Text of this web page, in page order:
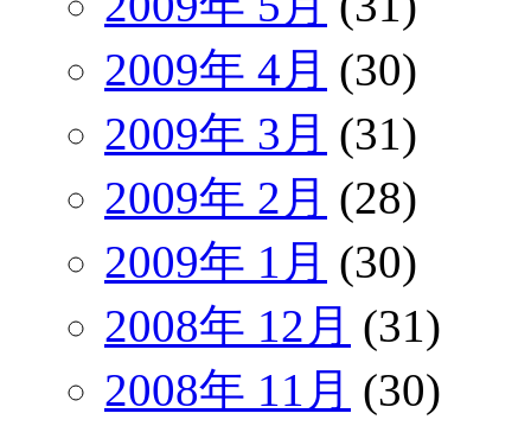
2009年 4月 (30)
2009年 3月 (31)
2009年 2月 (28)
2009年 1月 (30)
2008年 12月 (31)
2008年 11月 (30)